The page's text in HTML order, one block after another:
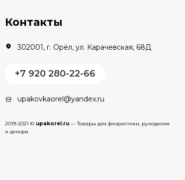
Контакты
302001, г. Орёл, ул. Карачевская, 68Д
+7 920 280-22-66
upakovkaorel@yandex.ru
2019-2021 © upakorel.ru — Товары для флористики, рукоделия
и декора